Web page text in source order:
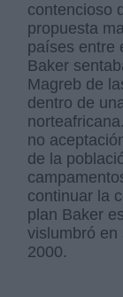
contencioso
propuesta
países entre
Baker
Magreb de
dentro de
no
de la
continuar la
plan Baker
vislumbró en
2000.